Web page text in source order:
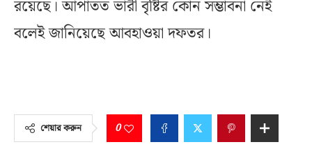
রয়েছে। আপাতত ভারী বৃষ্টির কোন সম্ভাবনা নেই
বলেই জানিয়েছে আবহাওয়া দফতর।
শেয়ার করুন 0